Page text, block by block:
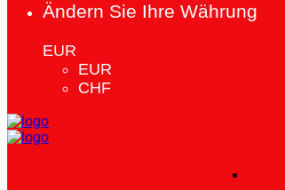
Ändern Sie Ihre Währung
EUR
EUR
CHF